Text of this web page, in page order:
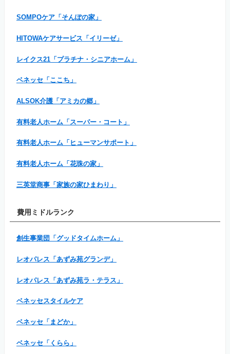
SOMPOケア「そんぽの家」
HITOWAケアサービス「イリーゼ」
レイクス21「プラチナ・シニアホーム」
ベネッセ「ここち」
ALSOK介護「アミカの郷」
有料老人ホーム「スーパー・コート」
有料老人ホーム「ヒューマンサポート」
有料老人ホーム「花珠の家」
三英堂商事「家族の家ひまわり」
費用ミドルランク
創生事業団「グッドタイムホーム」
レオパレス「あずみ苑グランデ」
レオパレス「あずみ苑ラ・テラス」
ベネッセスタイルケア
ベネッセ「まどか」
ベネッセ「くらら」